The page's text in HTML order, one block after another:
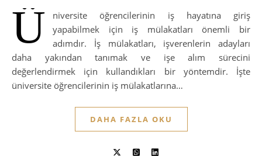
Ü
niversite öğrencilerinin iş hayatına giriş
yapabilmek için iş mülakatları önemli bir
adımdır. İş mülakatları, işverenlerin adayları
daha yakından tanımak ve işe alım sürecini
değerlendirmek için kullandıkları bir yöntemdir. İşte
üniversite öğrencilerinin iş mülakatlarına…
DAHA FAZLA OKU